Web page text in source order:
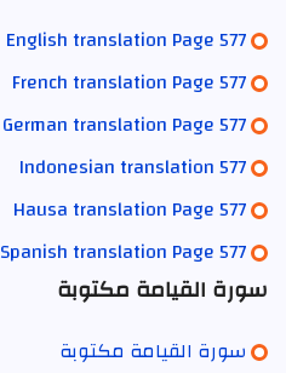
English translation Page 577
French translation Page 577
German translation Page 577
Indonesian translation 577
Hausa translation Page 577
Spanish translation Page 577
سورة القيامة مكتوبة
سورة القيامة مكتوبة